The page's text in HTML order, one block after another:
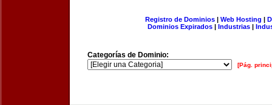
Registro de Dominios| Web Hosting |
Dominios Expirados | Industrias |
Categorías de Dominio:
[Pág.